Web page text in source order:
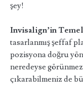
şey!
Invisalign’in
tasarlanmış şeffaf
pozisyona doğru
neredeyse
çıkarabilmeniz de